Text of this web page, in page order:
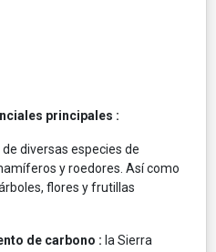
principales :
de diversas especies de
y roedores. Así como
flores y frutillas
de carbono : la Sierra